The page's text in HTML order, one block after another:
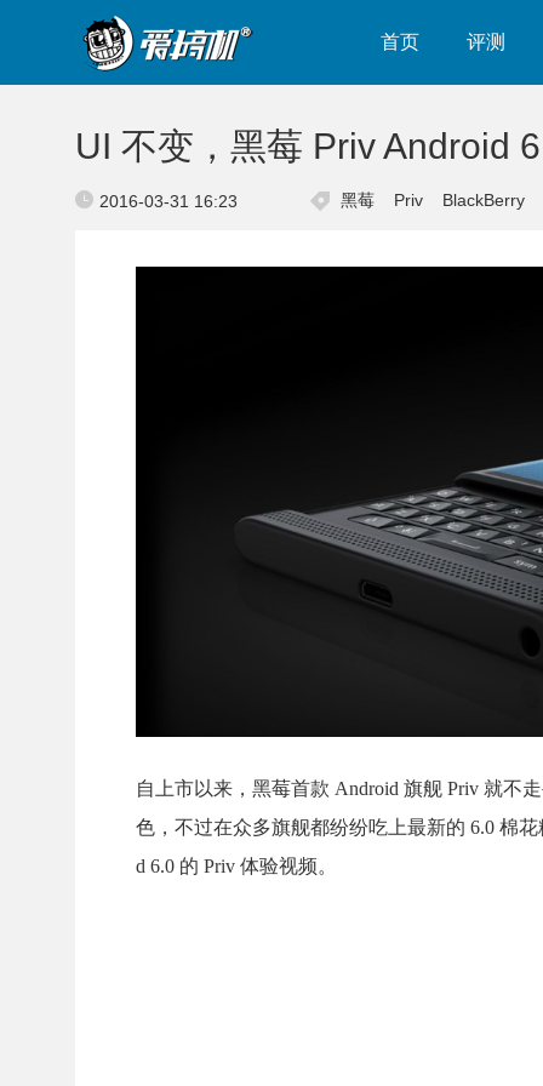
首页 评测
UI 不变，黑莓 Priv Android
2016-03-31 16:23 黑莓 Priv BlackBerry
自上市以来，黑莓首款 Android 旗舰 Priv 就不
色，不过在众多旗舰都纷纷吃上最新的 6.0 棉
d 6.0 的 Priv 体验视频。